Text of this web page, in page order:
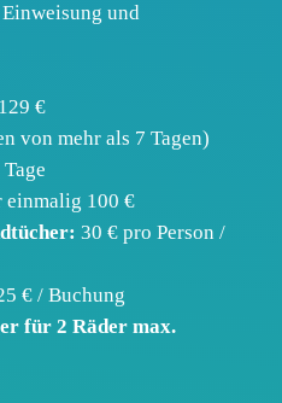
und
€
von mehr als 7 Tagen)
Tage
100 €
30 € pro Person /
€ / Buchung
für 2 Räder max.